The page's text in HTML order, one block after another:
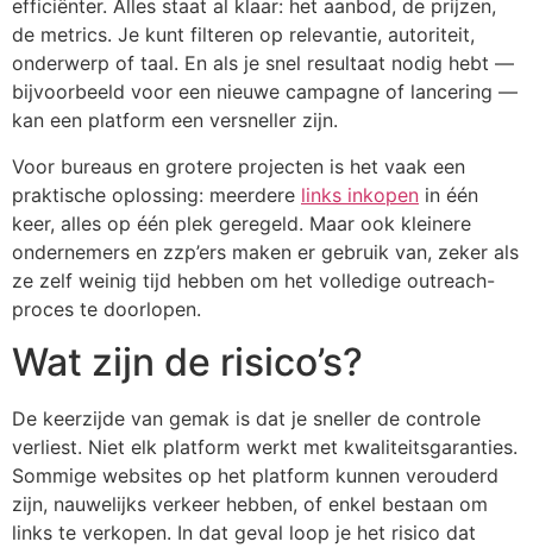
efficiënter. Alles staat al klaar: het aanbod, de prijzen,
de metrics. Je kunt filteren op relevantie, autoriteit,
onderwerp of taal. En als je snel resultaat nodig hebt —
bijvoorbeeld voor een nieuwe campagne of lancering —
kan een platform een versneller zijn.
Voor bureaus en grotere projecten is het vaak een
praktische oplossing: meerdere links inkopen in één
keer, alles op één plek geregeld. Maar ook kleinere
ondernemers en zzp’ers maken er gebruik van, zeker als
ze zelf weinig tijd hebben om het volledige outreach-
proces te doorlopen.
Wat zijn de risico’s?
De keerzijde van gemak is dat je sneller de controle
verliest. Niet elk platform werkt met kwaliteitsgaranties.
Sommige websites op het platform kunnen verouderd
zijn, nauwelijks verkeer hebben, of enkel bestaan om
links te verkopen. In dat geval loop je het risico dat